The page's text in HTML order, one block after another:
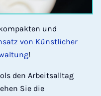
und
von Künstlicher
!
den Arbeitsalltag
Sie die